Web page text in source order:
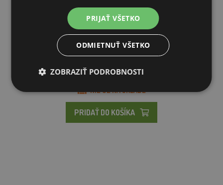
Jasle na seno pre ovce - na stenu - 1 M - so zadným panelom
136,55€
NIE JE NA SKLADE
PRIDAŤ DO KOŠÍKA
PRIJAŤ VŠETKO
ODMIETNUŤ VŠETKO
ZOBRAZIŤ PODROBNOSTI